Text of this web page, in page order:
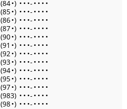
(84•) • • •- • • • •
(85•) • • •- • • • •
(86•) • • •- • • • •
(87•) • • •- • • • •
(90•) • • •- • • • •
(91 •) • • •- • • • •
(92•) • • •- • • • •
(93•) • • •- • • • •
(94•) • • •- • • • •
(95•) • • •- • • • •
(97•) • • •- • • • •
(983) • • •- • • • •
(98•) • • •- • • • •